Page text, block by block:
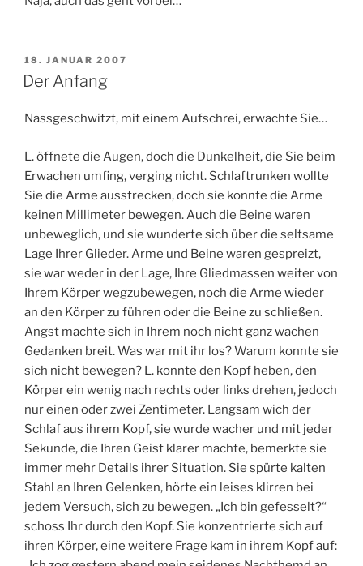
VERÖFFENTLICHT
AM
18. JANUAR 2007
Der Anfang
Nassgeschwitzt, mit einem Aufschrei, erwachte Sie…
L. öffnete die Augen, doch die Dunkelheit, die Sie beim
Erwachen umfing, verging nicht. Schlaftrunken wollte
Sie die Arme ausstrecken, doch sie konnte die Arme
keinen Millimeter bewegen. Auch die Beine waren
unbeweglich, und sie wunderte sich über die seltsame
Lage Ihrer Glieder. Arme und Beine waren gespreizt,
sie war weder in der Lage, Ihre Gliedmassen weiter von
Ihrem Körper wegzubewegen, noch die Arme wieder
an den Körper zu führen oder die Beine zu schließen.
Angst machte sich in Ihrem noch nicht ganz wachen
Gedanken breit. Was war mit ihr los? Warum konnte sie
sich nicht bewegen? L. konnte den Kopf heben, den
Körper ein wenig nach rechts oder links drehen, jedoch
nur einen oder zwei Zentimeter. Langsam wich der
Schlaf aus ihrem Kopf, sie wurde wacher und mit jeder
Sekunde, die Ihren Geist klarer machte, bemerkte sie
immer mehr Details ihrer Situation. Sie spürte kalten
Stahl an Ihren Gelenken, hörte ein leises klirren bei
jedem Versuch, sich zu bewegen. „Ich bin gefesselt?“
schoss Ihr durch den Kopf. Sie konzentrierte sich auf
ihren Körper, eine weitere Frage kam in ihrem Kopf auf: